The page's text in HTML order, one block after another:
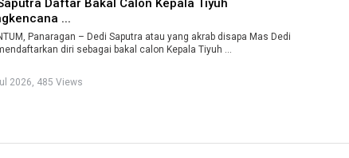
Daftar Bakal Calon Kepala Tiyuh
...
Panaragan – Dedi Saputra atau yang akrab disapa Mas Dedi
diri sebagai bakal calon Kepala Tiyuh ...
2026, 485 Views